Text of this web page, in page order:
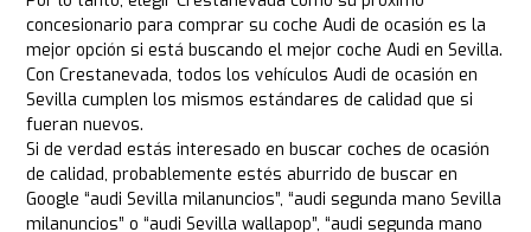
concesionario para comprar su coche Audi de ocasión es la
mejor opción si está buscando el mejor coche Audi en Sevilla.
Con Crestanevada, todos los vehículos Audi de ocasión en
Sevilla cumplen los mismos estándares de calidad que si
fueran nuevos.
Si de verdad estás interesado en buscar coches de ocasión
de calidad, probablemente estés aburrido de buscar en
Google “audi Sevilla milanuncios”, “audi segunda mano Sevilla
milanuncios” o “audi Sevilla wallapop”, “audi segunda mano